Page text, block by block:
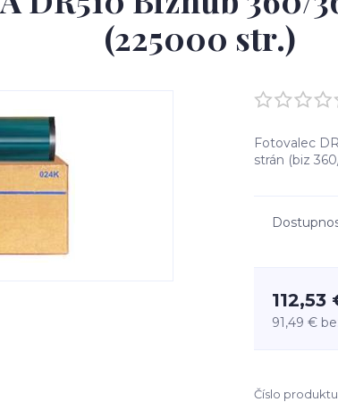
(225000 str.)
Fotovalec
strán (biz
112,53
91,49 €
Číslo